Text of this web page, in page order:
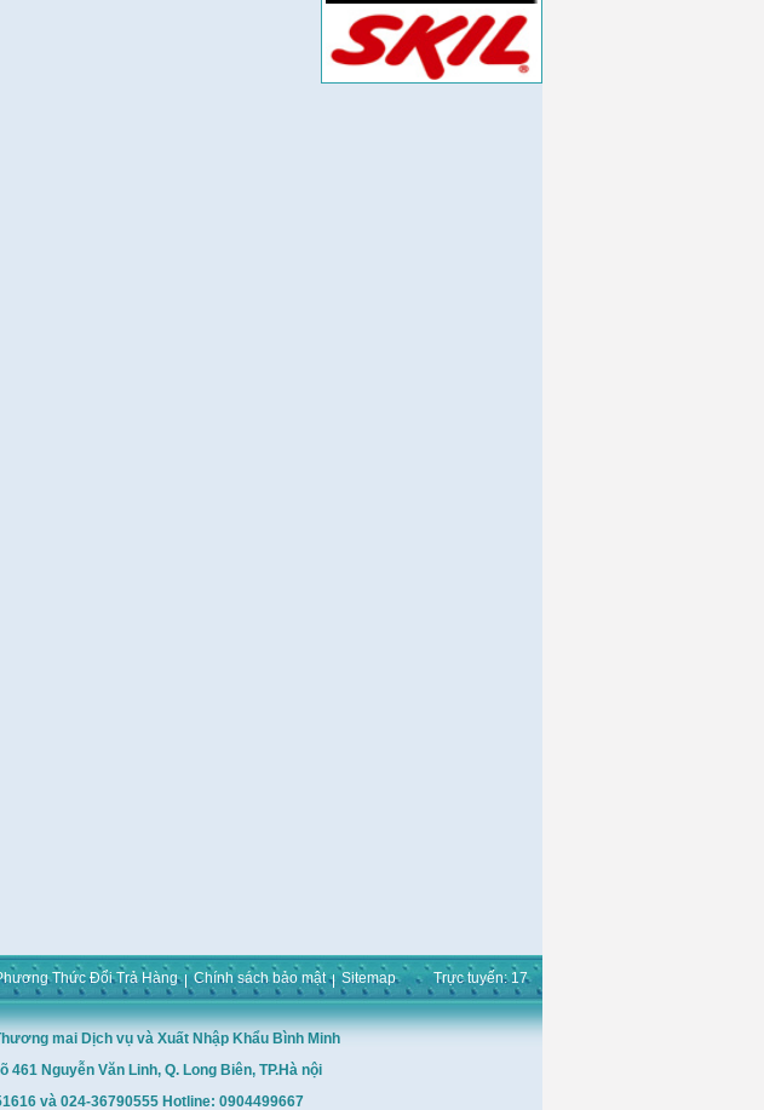
Thức Đổi Trả Hàng Chính sách bảo mật Sitemap Trực tuyến: 17
mai Dịch vụ và Xuất Nhập Khẩu Bình Minh
461 Nguyễn Văn Linh, Q. Long Biên, TP.Hà nội
và 024-36790555 Hotline: 0904499667